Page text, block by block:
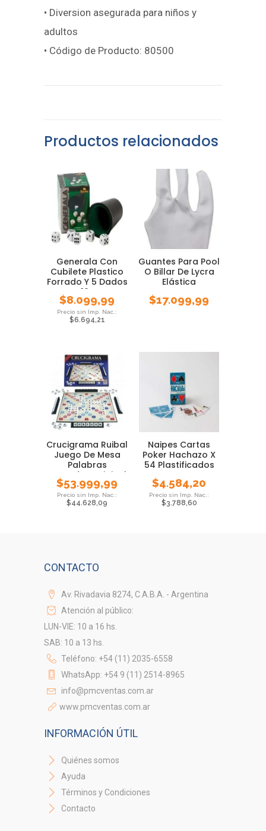
• Diversion asegurada para niños y
adultos
• Código de Producto: 80500
Productos relacionados
Generala Con
Cubilete Plastico
Forrado Y 5 Dados
De 16 Mm
$8.099,99
$6.694,21
Guantes Para Pool
O Billar De Lycra
Elástica
$17.099,99
Crucigrama Ruibal
Juego De Mesa
Palabras
Cruzadas Original
$53.999,99
$44.628,09
Naipes Cartas
Poker Hachazo X
54 Plastificados
$4.584,20
$3.788,60
CONTACTO
Av. Rivadavia 8274, C.A.B.A. - Argentina
Atención al público:
LUN-VIE: 10 a 16 hs.
SAB: 10 a 13 hs.
Teléfono: +54 (11) 2035-6558
WhatsApp: +54 9 (11) 2514-8965
info@pmcventas.com.ar
www.pmcventas.com.ar
INFORMACIÓN ÚTIL
Quiénes somos
Ayuda
Términos y Condiciones
Contacto